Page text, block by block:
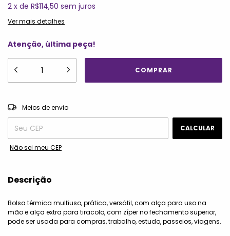
2 x de R$114,50 sem juros
Ver mais detalhes
Atenção, última peça!
Entregas para o CEP:
Meios de envio
CALCULAR
Não sei meu CEP
Descrição
Bolsa térmica multiuso, prática, versátil, com alça para uso na
mão e alça extra para tiracolo, com zíper no fechamento superior,
pode ser usada para compras, trabalho, estudo, passeios, viagens.